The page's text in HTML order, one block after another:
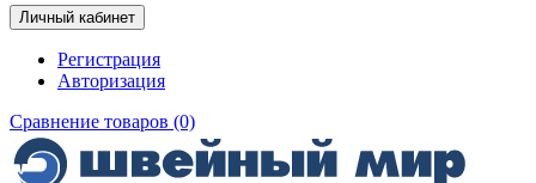
Личный кабинет
Регистрация
Авторизация
Сравнение товаров (0)